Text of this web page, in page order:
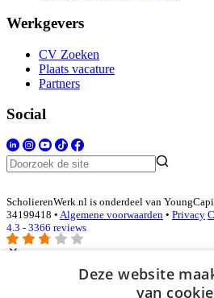
Werkgevers
CV Zoeken
Plaats vacature
Partners
Social
ScholierenWerk.nl is onderdeel van
34199418 • Algemene voorwaarden • Privacy
4.3 - 3366 reviews
Inloggen als bedrijf
Deze website
van